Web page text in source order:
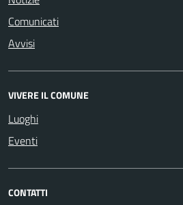
Comunicati
Avvisi
VIVERE IL COMUNE
Luoghi
Eventi
CONTATTI